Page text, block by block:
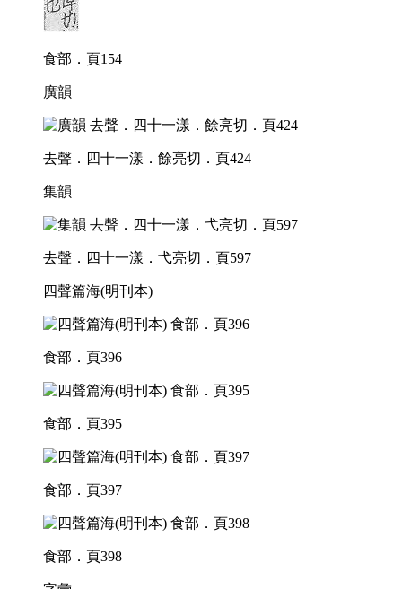
食部．頁154
廣韻
去聲．四十一漾．餘亮切．頁424
集韻
去聲．四十一漾．弋亮切．頁597
四聲篇海(明刊本)
食部．頁396
食部．頁395
食部．頁397
食部．頁398